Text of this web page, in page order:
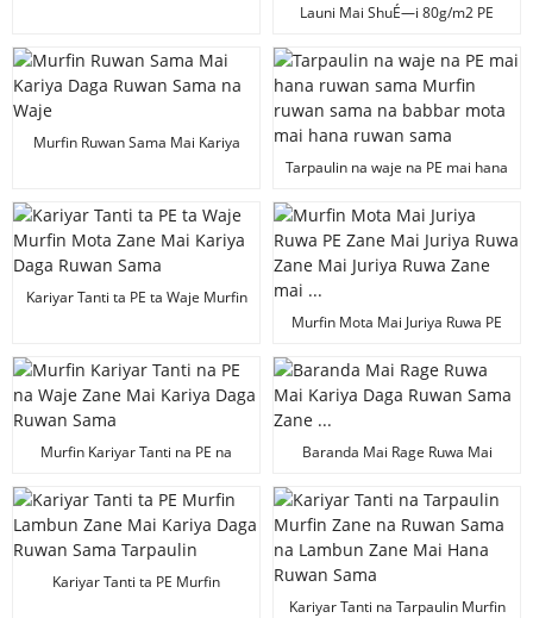
Launi Mai ShuÉ—i 80g/m2 PE
Ruwan Sama
Murfin Ruwan Sama Mai Kariya
Tarpaulin na waje na PE mai hana
na babbar mota mai hana ruwan
sama
Kariyar Tanti ta PE ta Waje Murfin
Murfin Mota Mai Juriya Ruwa PE
Juriya Ruwa Zane mai ...
Murfin Kariyar Tanti na PE na
Ruwan Sama
Baranda Mai Rage Ruwa Mai
Kariyar Tanti ta PE Murfin
Kariyar Tanti na Tarpaulin Murfin